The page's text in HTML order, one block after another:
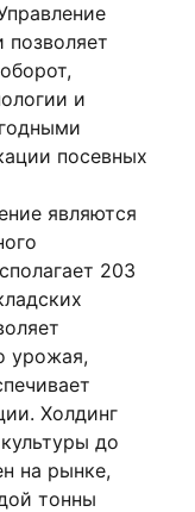
и
посевных
являются
203
урожая,
Холдинг
до
на рынке,
тонны